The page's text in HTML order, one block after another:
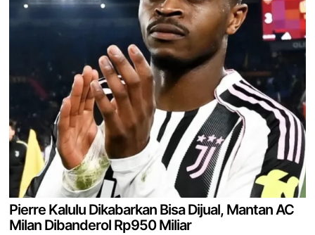
Pierre Kalulu Dikabarkan Bisa Dijual, Mantan AC
Milan Dibanderol Rp950 Miliar